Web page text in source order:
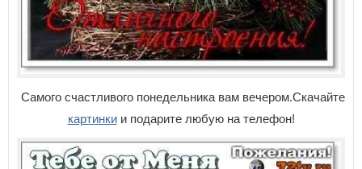
Самого счастливого понедельника вам вечером.Скачайте
картинкии подарите любую на телефон!